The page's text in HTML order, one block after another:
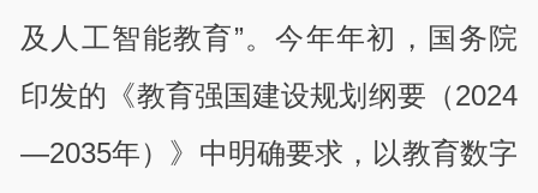
及人工智能教育”。今年年初，国务院
印发的《教育强国建设规划纲要（2024
—2035年）》中明确要求，以教育数字